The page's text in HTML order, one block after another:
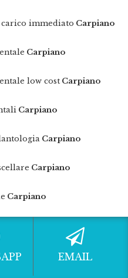
immediato Carpiano
Carpiano
low cost Carpiano
Carpiano
Carpiano
Carpiano
Carpiano
CarpianoEMAIL